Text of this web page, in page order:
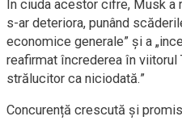
În ciuda acestor cifre, Musk a
s-ar deteriora, punând
economice generale” și a
reafirmat încrederea în viitorul
strălucitor ca niciodată.”
Concurență crescută și